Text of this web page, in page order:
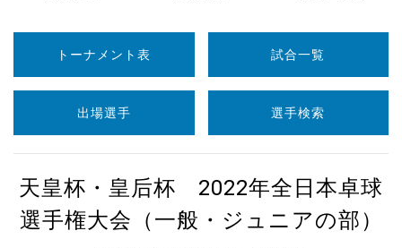
トーナメント表 試合一覧
出場選手 選手検索
天皇杯・皇后杯 2022年全日本卓球
選手権大会（一般・ジュニアの部）